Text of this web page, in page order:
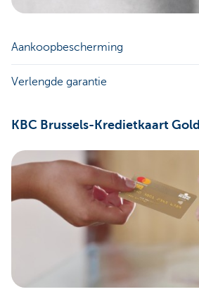
Aankoopbescherming
Verlengde garantie
KBC Brussels-Kredietkaart Gold